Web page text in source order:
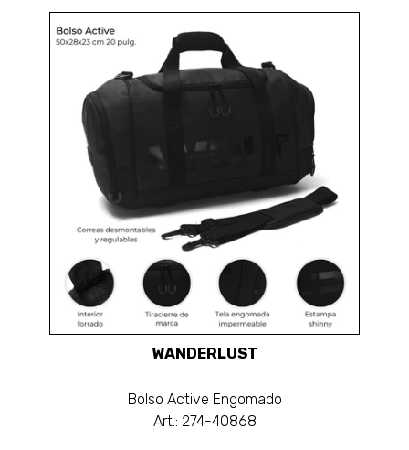
WANDERLUST
Bolso Active Engomado
Art.: 274-40868